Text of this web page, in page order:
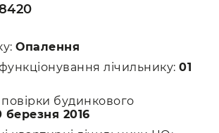
Опалення
лічильнику: 01
повірки будинкового
березня 2016